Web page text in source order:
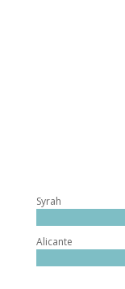
Syrah
Alicante